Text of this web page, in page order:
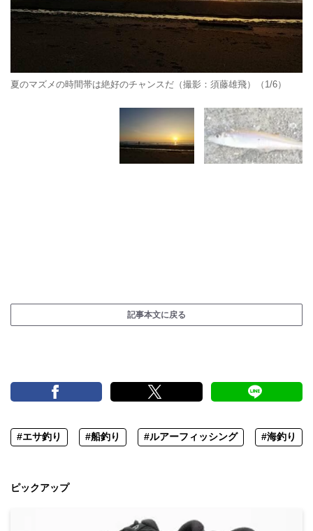
夏のマズメの時間帯は絶好のチャンスだ（撮影：須藤雄飛）（1/6）
記事本文に戻る
#エサ釣り #船釣り #ルアーフィッシング #海釣り
ピックアップ